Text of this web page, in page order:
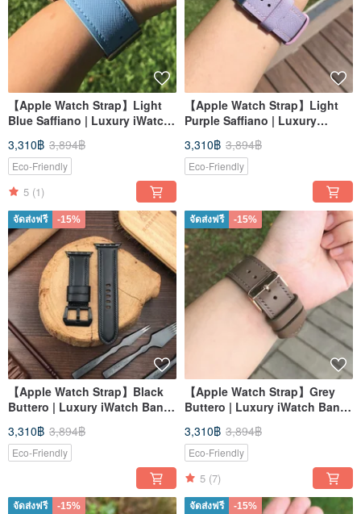
【Apple Watch Strap】Light
Blue Saffiano | Luxury iWatch
Band | Elegant & Heavy
3,310฿ 3,894฿
Eco-Friendly
5 (1)
【Apple Watch Strap】Light
Purple Saffiano | Luxury
iWatch Band | Elegant &
Heavy
3,310฿ 3,894฿
Eco-Friendly
จัดส่งฟรี -15%
【Apple Watch Strap】Black
Buttero | Luxury iWatch Band
| Elegant & Heavy
3,310฿ 3,894฿
Eco-Friendly
จัดส่งฟรี -15%
【Apple Watch Strap】Grey
Buttero | Luxury iWatch Band
| Elegant & Heavy
3,310฿ 3,894฿
Eco-Friendly
5 (7)
จัดส่งฟรี -15% จัดส่งฟรี -15%